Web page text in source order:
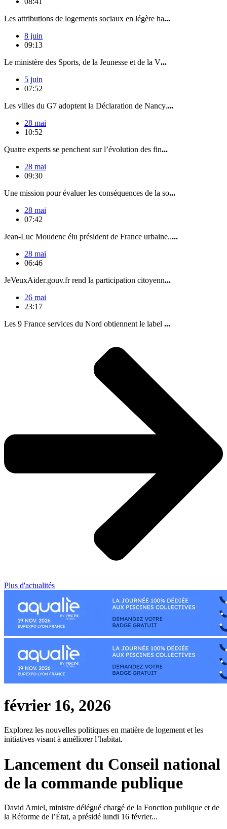
Les attributions de logements sociaux en légère ha...
8 juin
09:13
Le ministère des Sports, de la Jeunesse et de la V...
5 juin
07:52
Les villes du G7 adoptent la Déclaration de Nancy....
28 mai
10:52
Quatre experts se penchent sur l’évolution des fin...
28 mai
09:30
Une mission pour évaluer les conséquences de la so...
28 mai
07:42
Jean-Luc Moudenc élu président de France urbaine.....
28 mai
06:46
JeVeuxAider.gouv.fr rend la participation citoyenn...
26 mai
23:17
Les 9 France services du Nord obtiennent le label ...
Plus d'actualités
février 16, 2026
Explorez les nouvelles politiques en matière de logement et les
initiatives visant à améliorer l’habitat.
Lancement du Conseil national
de la commande publique
David Amiel, ministre délégué chargé de la Fonction publique et de
la Réforme de l’État, a présidé lundi 16 février...